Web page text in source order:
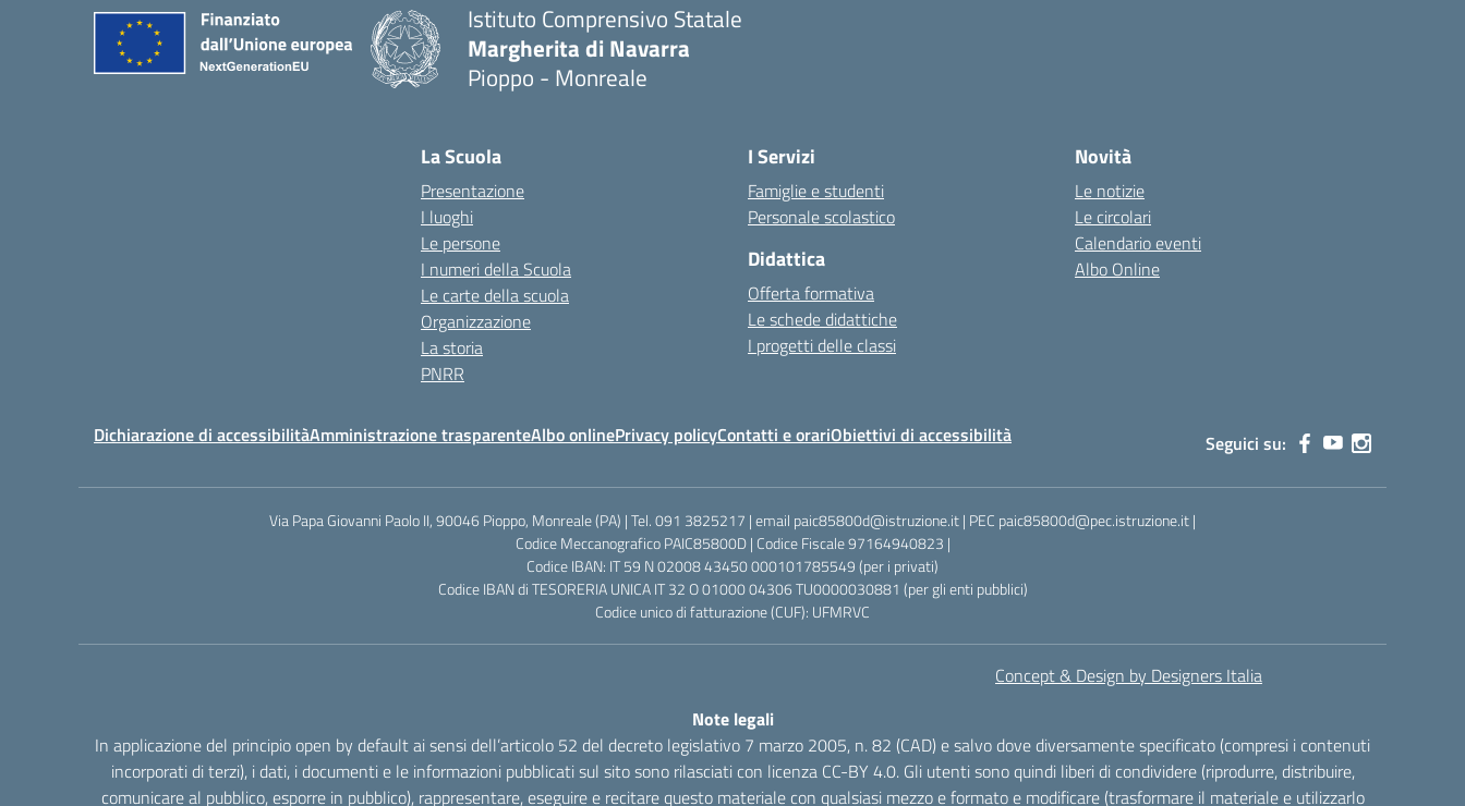
Istituto Comprensivo Statale
Margherita di Navarra
Pioppo - Monreale
La Scuola
Presentazione
I luoghi
Le persone
I numeri della Scuola
Le carte della scuola
Organizzazione
La storia
PNRR
I Servizi
Famiglie e studenti
Personale scolastico
Didattica
Offerta formativa
Le schede didattiche
I progetti delle classi
Novità
Le notizie
Le circolari
Calendario eventi
Albo Online
Dichiarazione di accessibilitàAmministrazione trasparenteAlbo onlinePrivacy policyContatti e orariObiettivi di accessibilità Seguici su:
Via Papa Giovanni Paolo II, 90046 Pioppo, Monreale (PA) | Tel. 091 3825217 | email paic85800d@istruzione.it | PEC paic85800d@pec.istruzione.it |
Codice Meccanografico PAIC85800D | Codice Fiscale 97164940823 |
Codice IBAN: IT 59 N 02008 43450 000101785549 (per i privati)
Codice IBAN di TESORERIA UNICA IT 32 O 01000 04306 TU0000030881 (per gli enti pubblici)
Codice unico di fatturazione (CUF): UFMRVC
Concept & Design by Designers Italia
Note legali
In applicazione del principio open by default ai sensi dell’articolo 52 del decreto legislativo 7 marzo 2005, n. 82 (CAD) e salvo dove diversamente specificato (compresi i contenuti
incorporati di terzi), i dati, i documenti e le informazioni pubblicati sul sito sono rilasciati con licenza CC-BY 4.0. Gli utenti sono quindi liberi di condividere (riprodurre, distribuire,
comunicare al pubblico, esporre in pubblico), rappresentare, eseguire e recitare questo materiale con qualsiasi mezzo e formato e modificare (trasformare il materiale e utilizzarlo